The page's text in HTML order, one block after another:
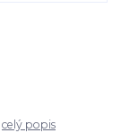
celý popis